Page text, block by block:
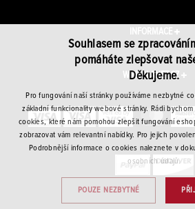
INFORMACE
WINEPLANET.CZ
Souhlasem se
pomáháte zlepšovat
Děkujeme.
Pro fungování naší stránky používáme nezbytné
základní funkcionality webové stránky. Rádi
cookies, které nám pomohou zlepšit fungování
zobrazovat vám relevantní nabídky. Pro jejich
Podrobnější informace o cookies naleznete v
osobních údajů.
POUZE NEZBYTNÉ